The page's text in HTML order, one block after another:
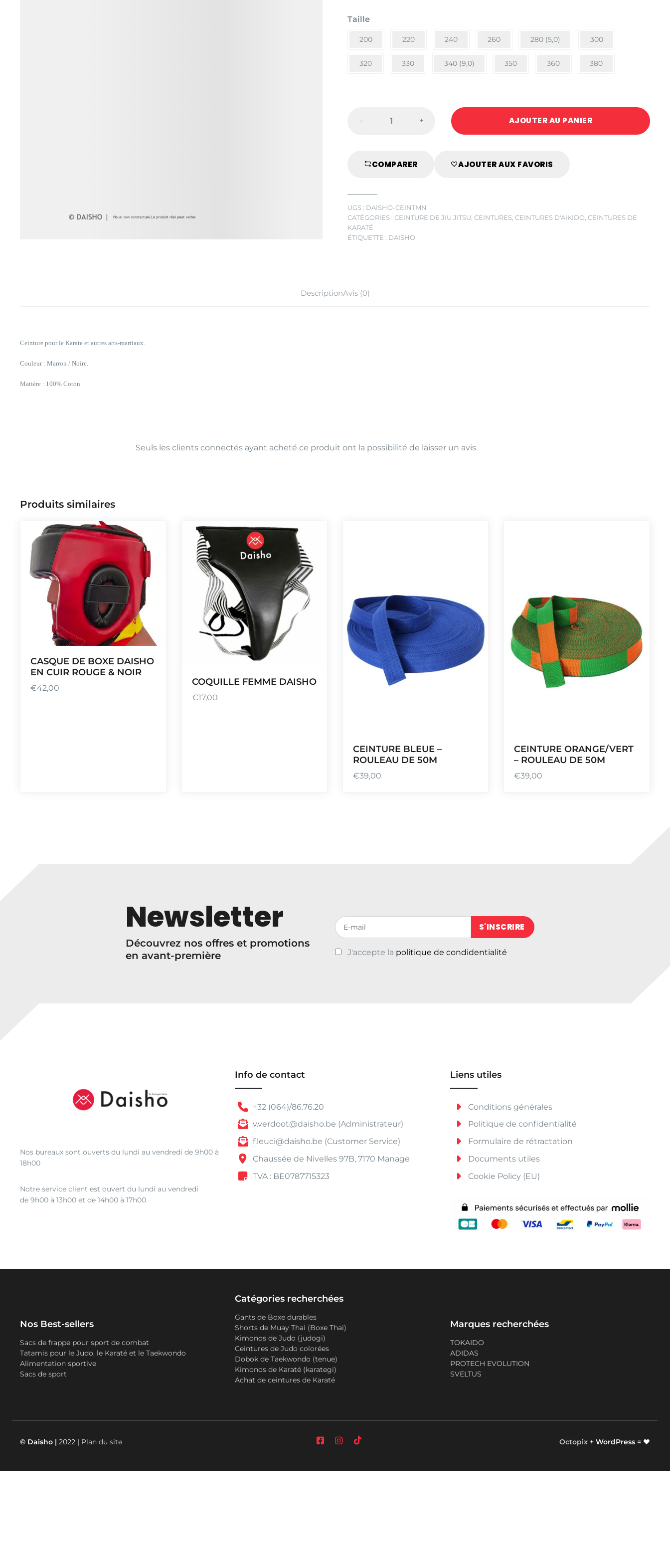
Taille
200 220 240 260 280 (5,0) 300
320 330 340 (9,0) 350 360 380
CEINTURE
- + AJOUTER AU PANIER
COMPARER AJOUTER AUX FAVORIS
UGS : DAISHO-CEINTMN
CATÉGORIES :CEINTURE DE JIU JITSU ,CEINTURES ,CEINTURES D'AIKIDO ,CEINTURES DE
KARATÉ
ÉTIQUETTE : DAISHO
DescriptionAvis (0)
Ceinture pour le Karate et autres arts-martiaux.
Couleur : Marron / Noire.
Matière : 100% Coton.
Seuls les clients connectés ayant acheté ce produit ont la possibilité de laisser un avis.
Produits similaires
CASQUE DE BOXE DAISHO
EN CUIR ROUGE & NOIR
€42,00
COQUILLE FEMME DAISHO
€17,00
CEINTURE BLEUE –
ROULEAU DE 50M
€39,00
CEINTURE ORANGE/VERT
– ROULEAU DE 50M
€39,00
Newsletter
Découvrez nos offres et promotions
en avant-première
Votre adresse de messagerie (obligatoire)
J'accepte la politique de condidentialité
Nos bureaux sont ouverts du lundi au vendredi de 9h00 à
18h00
Notre service client est ouvert du lundi au vendredi
de 9h00 à 13h00 et de 14h00 à 17h00.
Info de contact
+32 (064)/86.76.20
v.verdoot@daisho.be (Administrateur)
f.leuci@daisho.be (Customer Service)
Chaussée de Nivelles 97B, 7170 Manage
TVA : BE0787715323
Liens utiles
Conditions générales
Politique de confidentialité
Formulaire de rétractation
Documents utiles
Cookie Policy (EU)
Nos Best-sellers
Sacs de frappe pour sport de combat
Tatamis pour le Judo, le Karaté et le Taekwondo
Alimentation sportive
Sacs de sport
Catégories recherchées
Gants de Boxe durables
Shorts de Muay Thai (Boxe Thai)
Kimonos de Judo (judogi)
Ceintures de Judo colorées
Dobok de Taekwondo (tenue)
Kimonos de Karaté (karategi)
Achat de ceintures de Karaté
Marques recherchées
TOKAIDO
ADIDAS
PROTECH EVOLUTION
SVELTUS
© Daisho | 2022 | Plan du site Octopix+ WordPress = ❤